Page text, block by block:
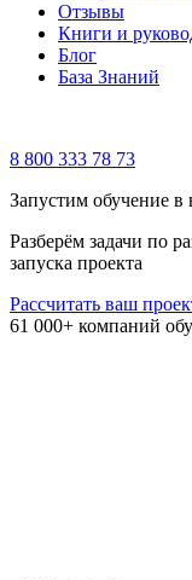
Отзывы
Книги и
Блог
База Знаний
8 800 333 78 73
Запустим обучение
Разберём задачи по
запуска проекта
Рассчитать ваш
61 000+ компаний